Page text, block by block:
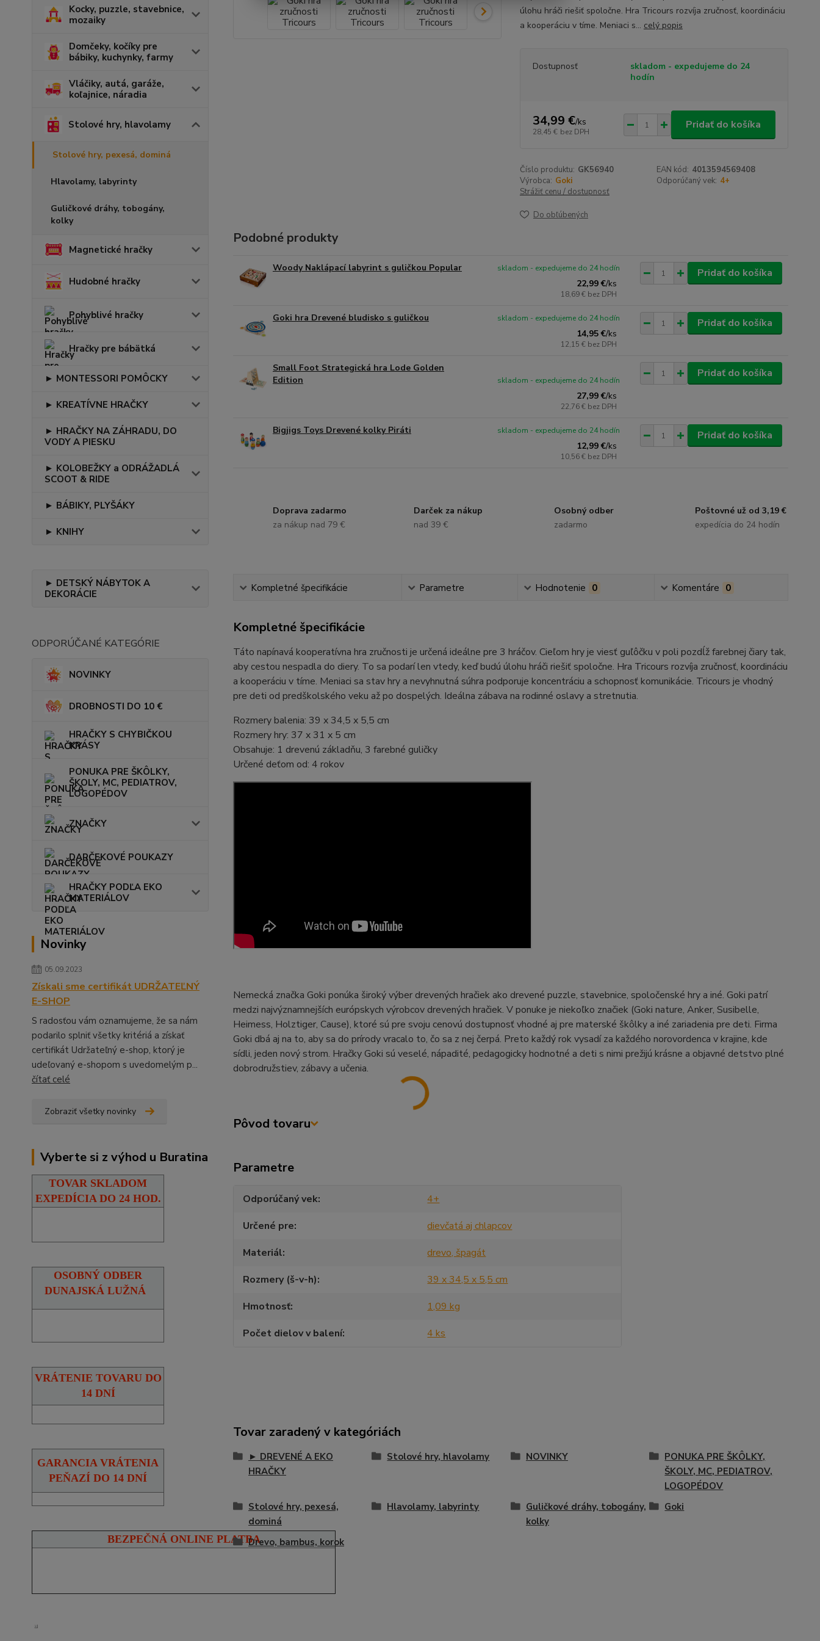
Kocky, puzzle, stavebnice,
mozaiky
Domčeky, kočíky pre
bábiky, kuchynky, farmy
Vláčiky, autá, garáže,
koľajnice, náradia
Stolové hry, hlavolamy
Stolové hry, pexesá, dominá
Hlavolamy, labyrinty
Guličkové dráhy, tobogány,
kolky
Magnetické hračky
Hudobné hračky
Pohyblivé hračky
Hračky pre bábätká
► MONTESSORI POMÔCKY
► KREATÍVNE HRAČKY
► HRAČKY NA ZÁHRADU, DO
VODY A PIESKU
► KOLOBEŽKY a ODRÁŽADLÁ
SCOOT & RIDE
► BÁBIKY, PLYŠÁKY
► KNIHY
► DETSKÝ NÁBYTOK A
DEKORÁCIE
ODPORÚČANÉ KATEGÓRIE
NOVINKY
DROBNOSTI DO 10 €
HRAČKY S CHYBIČKOU
KRÁSY
PONUKA PRE ŠKÔLKY,
ŠKOLY, MC, PEDIATROV,
LOGOPÉDOV
ZNAČKY
DARČEKOVÉ POUKAZY
HRAČKY PODĽA EKO
MATERIÁLOV
Novinky
05.09.2023
Získali sme certifikát UDRŽATEĽNÝ
E-SHOP
S radosťou vám oznamujeme, že sa nám
podarilo splniť všetky kritériá a získať
certifikát Udržateľný e-shop, ktorý je
udeľovaný e-shopom s uvedomelým p...
čítať celé
Zobraziť všetky novinky
Vyberte si z výhod u Buratina
TOVAR SKLADOM
EXPEDÍCIA DO 24 HOD.
OSOBNÝ ODBER
DUNAJSKÁ LUŽNÁ
VRÁTENIE TOVARU DO
14 DNÍ
GARANCIA VRÁTENIA
PEŇAZÍ DO 14 DNÍ
BEZPEČNÁ ONLINE PLATBA
úlohu hráči riešiť spoločne. Hra Tricours rozvíja zručnosť, koordináciu
a kooperáciu v tíme. Meniaci s... celý popis
Dostupnosť
skladom - expedujeme do 24
hodín
34,99 €/ks
28,45 € bez DPH
Pridať do košíka
Číslo produktu: GK56940 EAN kód: 4013594569408
Výrobca: Goki Odporúčaný vek: 4+
Strážiť cenu / dostupnosť
Do obľúbených
Podobné produkty
Woody Naklápací labyrint s guličkou Popular
22,99 €/ks
18,69 € bez DPH
skladom - expedujeme do 24 hodín Pridať do košíka
Goki hra Drevené bludisko s guličkou
14,95 €/ks
12,15 € bez DPH
skladom - expedujeme do 24 hodín Pridať do košíka
Small Foot Strategická hra Lode Golden
Edition
27,99 €/ks
22,76 € bez DPH
skladom - expedujeme do 24 hodín
Pridať do košíka
Bigjigs Toys Drevené kolky Piráti
12,99 €/ks
10,56 € bez DPH
skladom - expedujeme do 24 hodín Pridať do košíka
Doprava zadarmo
za nákup nad 79 €
Darček za nákup
nad 39 €
Osobný odber
zadarmo
Poštovné už od 3,19 €
expedícia do 24 hodín
Kompletné špecifikácie Parametre Hodnotenie 0 Komentáre 0
Kompletné špecifikácie
Táto napínavá kooperatívna hra zručnosti je určená ideálne pre 3 hráčov. Cieľom hry je viesť guľôčku v poli pozdĺž farebnej čiary tak,
aby cestou nespadla do diery. To sa podarí len vtedy, keď budú úlohu hráči riešiť spoločne. Hra Tricours rozvíja zručnosť, koordináciu
a kooperáciu v tíme. Meniaci sa stav hry a nevyhnutná súhra podporuje koncentráciu a schopnosť komunikácie. Tricours je vhodný
pre deti od predškolského veku až po dospelých. Ideálna zábava na rodinné oslavy a stretnutia.
Rozmery balenia: 39 x 34,5 x 5,5 cm
Rozmery hry: 37 x 31 x 5 cm
Obsahuje: 1 drevenú základňu, 3 farebné guličky
Určené deťom od: 4 rokov
Nemecká značka Goki ponúka široký výber drevených hračiek ako drevené puzzle, stavebnice, spoločenské hry a iné. Goki patrí
medzi najvýznamnejších európskych výrobcov drevených hračiek. V ponuke je niekoľko značiek (Goki nature, Anker, Susibelle,
Heimess, Holztiger, Cause), ktoré sú pre svoju cenovú dostupnosť vhodné aj pre materské škôlky a iné zariadenia pre deti. Firma
Goki dbá aj na to, aby sa do prírody vracalo to, čo sa z nej čerpá. Preto každý rok vysadí za každého norovordenca v krajine, kde
sídli, jeden nový strom. Hračky Goki sú veselé, nápadité, pedagogicky hodnotné a deti s nimi prežijú krásne a objavné detstvo plné
dobrodružstiev, zábavy a učenia.
Pôvod tovaru
Parametre
Odporúčaný vek
4+
Určené pre
dievčatá aj chlapcov
Materiál
drevo, špagát
Rozmery (š-v-h)
39 x 34,5 x 5,5 cm
Hmotnosť
1,09 kg
Počet dielov v balení
4 ks
Tovar zaradený v kategóriách
► DREVENÉ A EKO
HRAČKY
Stolové hry, hlavolamy NOVINKY
PONUKA PRE ŠKÔLKY,
ŠKOLY, MC, PEDIATROV,
LOGOPÉDOV
Stolové hry, pexesá,
dominá
Hlavolamy, labyrinty
Guličkové dráhy, tobogány,
kolky
Goki
Drevo, bambus, korok